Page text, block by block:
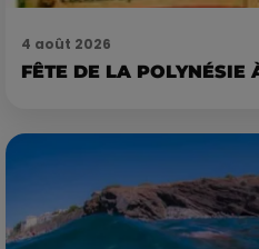
4 août 2026
FÊTE DE LA POLYNÉSIE